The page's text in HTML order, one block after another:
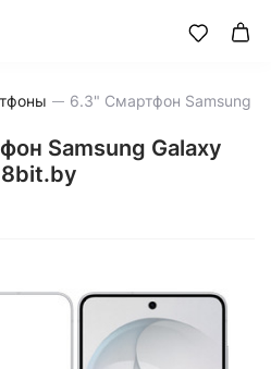
Samsung Galaxy